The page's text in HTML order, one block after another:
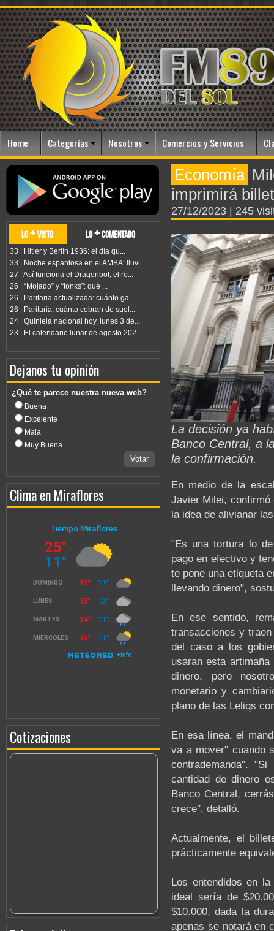
Home Categorías Nosotros Comercios y Servicios
lo + visto lo + comentado
33 | Hitler y Berlín 1936: el día qu...
33 | Noche espantosa en el AMBA: lluvi...
27 | Así funciona el Dragonbot, el ro...
26 | “Mojado” y “tonks”: qué ...
26 | Paritaria actualizada: cuánto ga...
26 | Paritaria: cuánto cobran de suel...
24 | Quiniela nacional hoy, lunes 3 de...
23 | El calendario lunar de agosto 202...
Dejanos tu opinión
¿Qué te parece nuestra nueva web?
Buena
Excelente
Mala
Muy Buena
Votar
Clima en Miraflores
Cotizaciones
Economía
imprimirá
27/12/2023 | 245
La decisión ya
Banco Central, a
la confirmación.
En medio de la
Javier Milei, confirmó
la idea de alivianar
"Es una tortura lo
pago en efectivo y
te pone una etiqueta
llevando dinero",
En ese sentido,
transacciones y
del caso a los
usaran esta
dinero, pero
monetario y
plano de las Leliqs
En esa línea, el
va a mover" cuando
contrademanda".
cantidad de dinero
Banco Central,
crece", detalló.
Actualmente, el
prácticamente
Los entendidos en
ideal sería de
$10.000, dada la
apenas se notará en